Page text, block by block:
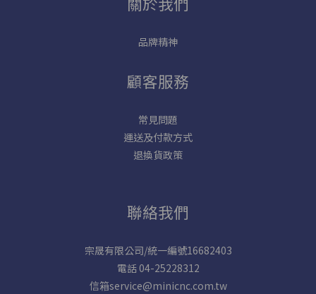
品牌精神
顧客服務
常見問題
運送及付款方式
退換貨政策
聯絡我們
宗晟有限公司/統一編號16682403
電話 04-25228312
信箱service@minicnc.com.tw